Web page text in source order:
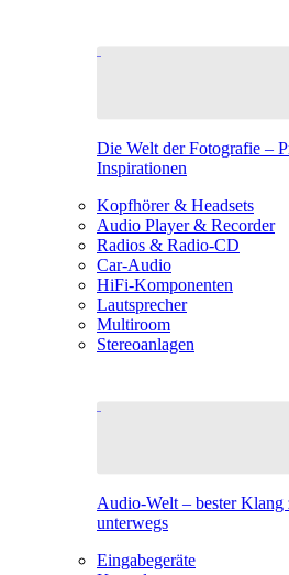
Die Welt der Fotografie –
Inspirationen
Kopfhörer & Headsets
Audio Player & Recorder
Radios & Radio-CD
Car-Audio
HiFi-Komponenten
Lautsprecher
Multiroom
Stereoanlagen
Audio-Welt – bester Klang
unterwegs
Eingabegeräte